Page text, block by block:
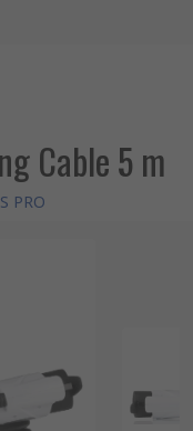
Cable 5 m
PRO